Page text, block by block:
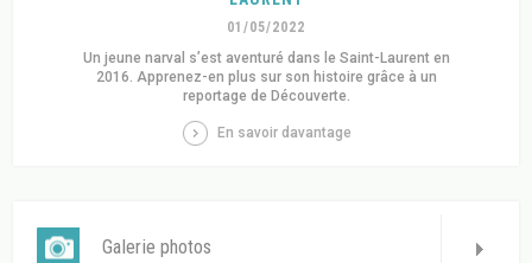
01/05/2022
Un jeune narval s’est aventuré dans le Saint-Laurent en
2016. Apprenez-en plus sur son histoire grâce à un
reportage de Découverte.
En savoir davantage
Galerie photos